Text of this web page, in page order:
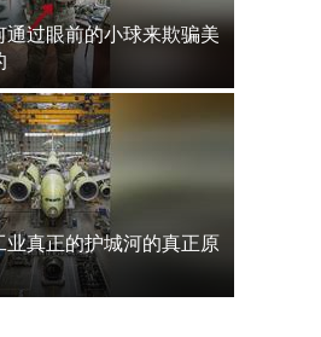
通过眼前的小球来欺骗美
业真正的护城河的真正原